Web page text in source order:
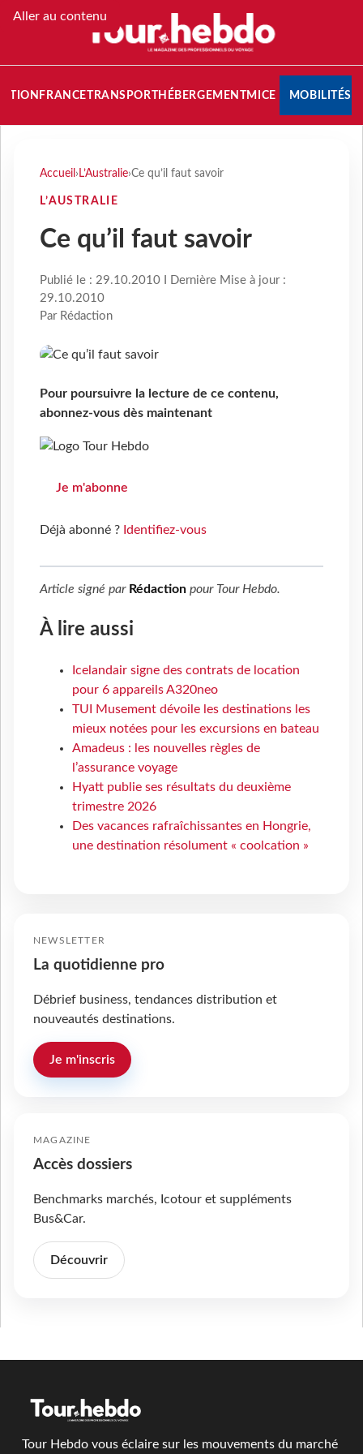
Aller au contenu
FRANCETRANSPORT HÉBERGEMENTMICE MOBILITÉS
Accueil › L’Australie›Ce qu’il faut savoir
L’AUSTRALIE
Ce qu’il faut savoir
Publié le : 29.10.2010 I Dernière Mise à jour :
29.10.2010
Par Rédaction
Pour poursuivre la lecture de ce contenu,
abonnez-vous dès maintenant
Je m'abonne
Déjà abonné ? Identifiez-vous
Article signé par Rédaction pour Tour Hebdo.
À lire aussi
Icelandair signe des contrats de location
pour 6 appareils A320neo
TUI Musement dévoile les destinations les
mieux notées pour les excursions en bateau
Amadeus : les nouvelles règles de
l’assurance voyage
Hyatt publie ses résultats du deuxième
trimestre 2026
Des vacances rafraîchissantes en Hongrie,
une destination résolument « coolcation »
NEWSLETTER
La quotidienne pro
Débrief business, tendances distribution et
nouveautés destinations.
Je m'inscris
MAGAZINE
Accès dossiers
Benchmarks marchés, Icotour et suppléments
Bus&Car.
Découvrir
Tour Hebdo vous éclaire sur les mouvements du marché